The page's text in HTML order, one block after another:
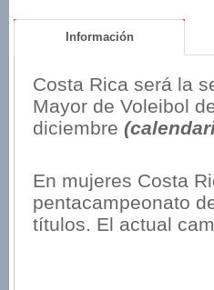
Información
Costa Rica será la
Mayor de Voleibol
diciembre
En mujeres Costa
pentacampeonato
títulos. El actual